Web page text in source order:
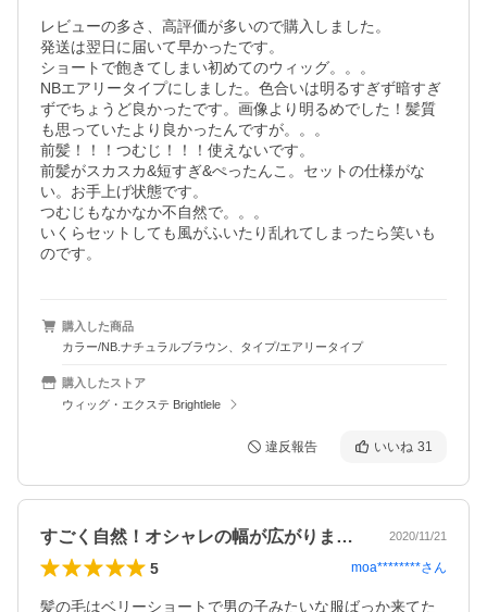
レビューの多さ、高評価が多いので購入しました。
発送は翌日に届いて早かったです。
ショートで飽きてしまい初めてのウィッグ。。。
NBエアリータイプにしました。色合いは明るすぎず暗すぎ
ずでちょうど良かったです。画像より明るめでした！髪質
も思っていたより良かったんですが。。。
前髪！！！つむじ！！！使えないです。
前髪がスカスカ&短すぎ&ぺったんこ。セットの仕様がな
い。お手上げ状態です。
つむじもなかなか不自然で。。。
いくらセットしても風がふいたり乱れてしまったら笑いも
のです。
購入した商品
カラー/NB.ナチュラルブラウン、タイプ/エアリータイプ
購入したストア
ウィッグ・エクステ Brightlele
違反報告 いいね 31
すごく自然！オシャレの幅が広がります！！ 2020/11/21
5 moa********さん
髪の毛はベリーショートで男の子みたいな服ばっか来てた